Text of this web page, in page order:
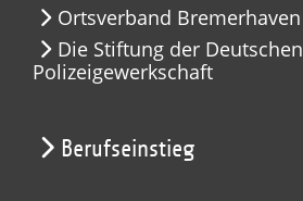
Ortsverband Bremerhaven
Die Stiftung der Deutschen
Polizeigewerkschaft
Berufseinstieg